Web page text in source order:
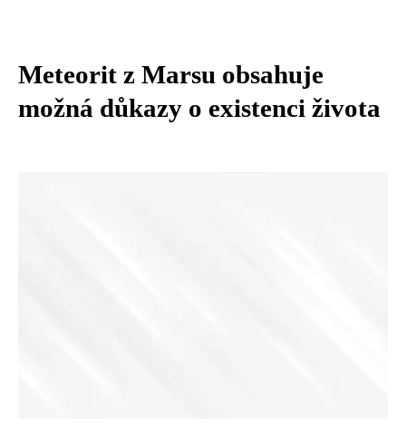
Meteorit z Marsu obsahuje
možná důkazy o existenci života